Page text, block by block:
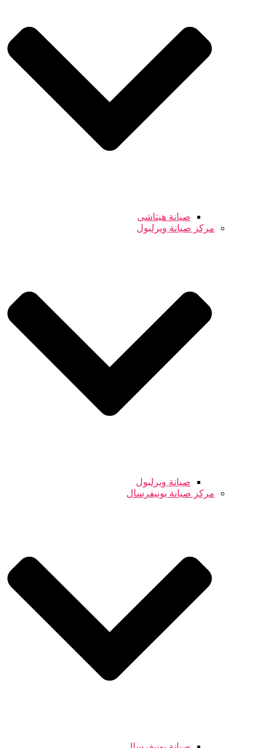
صيانة هيتاشى
مركز صيانة ويرلبول
صيانة ويرلبول
مركز صيانة يونيفرسال